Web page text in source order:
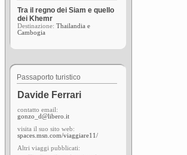
Tra il regno dei Siam e quello
dei Khemr
Destinazione: Thailandia e
Cambogia
Passaporto turistico
Davide Ferrari
contatto email:
gonzo_d@libero.it
visita il suo sito web:
spaces.msn.com/viaggiare11/
Altri viaggi pubblicati: